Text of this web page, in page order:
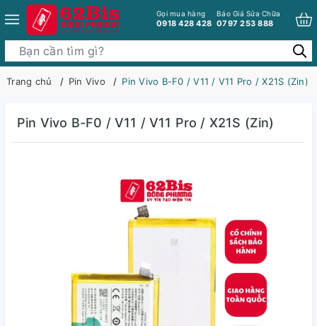
Gọi mua hàng
0918 428 428
Báo Giá Sửa Chữa
0797 253 888
Trang chủ Pin Vivo Pin Vivo B-F0 / V11 / V11 Pro / X21S (Zin)
Pin Vivo B-F0 / V11 / V11 Pro / X21S (Zin)